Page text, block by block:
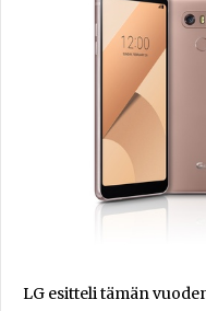
LG esitteli tämän